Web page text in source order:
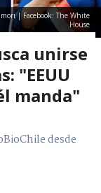
| Facebook: The White
House
unirse
"EEUU
manda"
desde